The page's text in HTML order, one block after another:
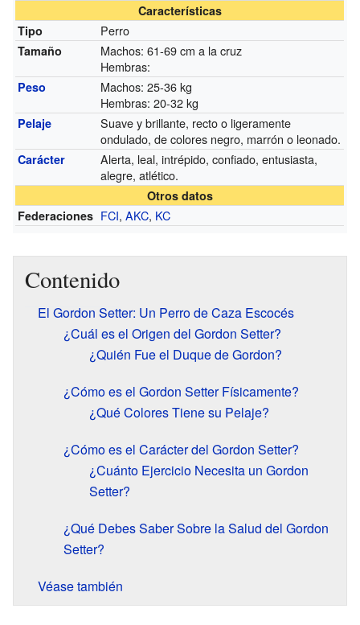
Características
Tipo
Perro
Tamaño
Machos: 61-69 cm a la cruz
Hembras:
Peso
Machos: 25-36 kg
Hembras: 20-32 kg
Pelaje
Suave y brillante, recto o ligeramente
ondulado, de colores negro, marrón o leonado.
Carácter
Alerta, leal, intrépido, confiado, entusiasta,
alegre, atlético.
Otros datos
Federaciones FCI,AKC, KC
Contenido
El Gordon Setter: Un Perro de Caza Escocés
¿Cuál es el Origen del Gordon Setter?
¿Quién Fue el Duque de Gordon?
¿Cómo es el Gordon Setter Físicamente?
¿Qué Colores Tiene su Pelaje?
¿Cómo es el Carácter del Gordon Setter?
¿Cuánto Ejercicio Necesita un Gordon
Setter?
¿Qué Debes Saber Sobre la Salud del Gordon
Setter?
Véase también